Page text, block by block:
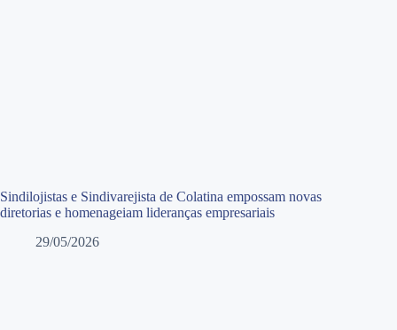
Sindilojistas e Sindivarejista de Colatina empossam novas
diretorias e homenageiam lideranças empresariais
29/05/2026